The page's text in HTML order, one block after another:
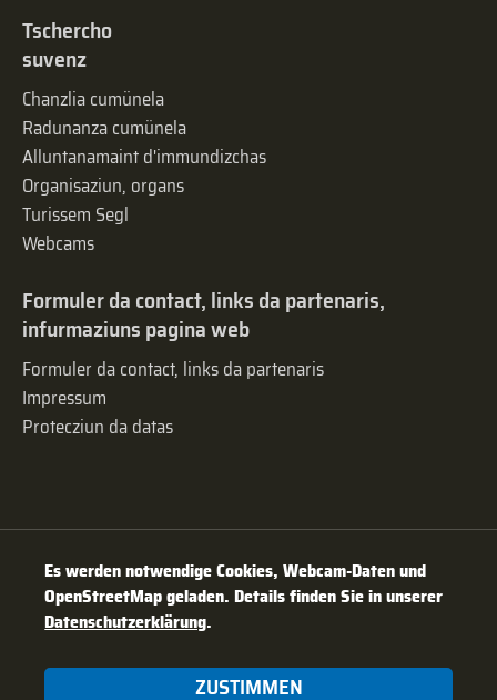
Tschercho
suvenz
Chanzlia cumünela
Radunanza cumünela
Alluntanamaint d'immundizchas
Organisaziun, organs
Turissem Segl
Webcams
Formuler da contact, links da partenaris,
infurmaziuns pagina web
Formuler da contact, links da partenaris
Impressum
Protecziun da datas
Es werden notwendige Cookies, Webcam-Daten und
OpenStreetMap geladen. Details finden Sie in unserer
Datenschutzerklärung.
ZUSTIMMEN